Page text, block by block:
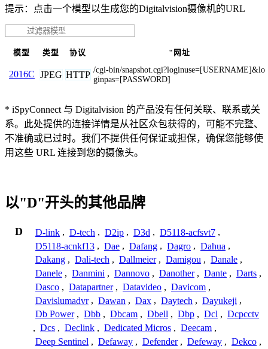
提示：点击一个模型以生成您的Digitalvision摄像机的URL
模型 类型 协议 "网址
2016C JPEG HTTP /cgi-bin/snapshot.cgi?loginuse=[USERNAME]&lo
ginpas=[PASSWORD]
* iSpyConnect 与 Digitalvision 的产品没有任何关联、联系或关
系。此处提供的连接详情是从社区众包获得的，可能不完整、
不准确或已过时。我们不提供任何保证或担保，确保您能够使
用这些 URL 连接到您的摄像头。
以"D"开头的其他品牌
D D-link , D-tech , D2ip , D3d , D5118-acfsvt7 ,
D5118-acnkf13 , Dae , Dafang , Dagro , Dahua ,
Dakang , Dali-tech , Dallmeier , Damigou , Danale ,
Danele , Danmini , Dannovo , Danother , Dante , Darts ,
Dasco , Datapartner , Datavideo , Davicom ,
Davislumadvr , Dawan , Dax , Daytech , Dayukeji ,
Db Power , Dbb , Dbcam , Dbell , Dbp , Dcl , Dcpcctv
, Dcs , Declink , Dedicated Micros , Deecam ,
Deep Sentinel , Defaway , Defender , Defeway , Dekco ,